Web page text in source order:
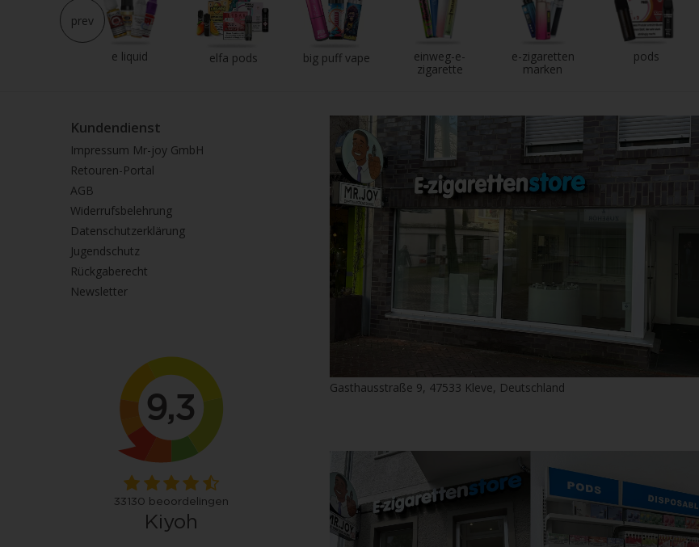
e liquid elfa pods big puff vape
einweg-e-
zigarette
e-zigaretten
marken
pods
prev
Kundendienst
Impressum Mr-joy GmbH
Retouren-Portal
AGB
Widerrufsbelehrung
Datenschutzerklärung
Jugendschutz
Rückgaberecht
Newsletter
Gasthausstraße 9, 47533 Kleve, Deutschland